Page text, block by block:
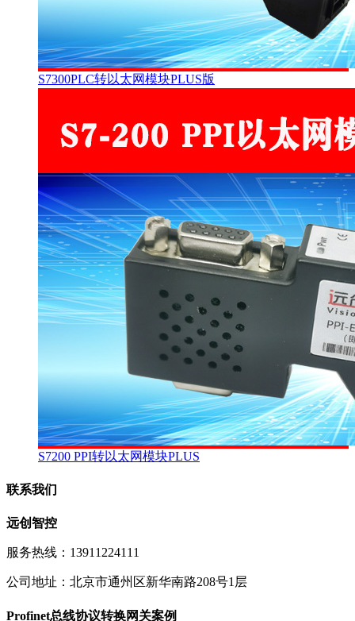
S7300PLC转以太网模块PLUS版
S7200 PPI转以太网模块PLUS
联系我们
远创智控
服务热线：13911224111
公司地址：北京市通州区新华南路208号1层
Profinet总线协议转换网关案例